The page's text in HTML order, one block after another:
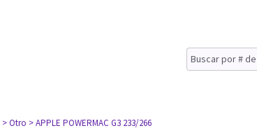
> Otro > APPLE POWERMAC G3 233/266